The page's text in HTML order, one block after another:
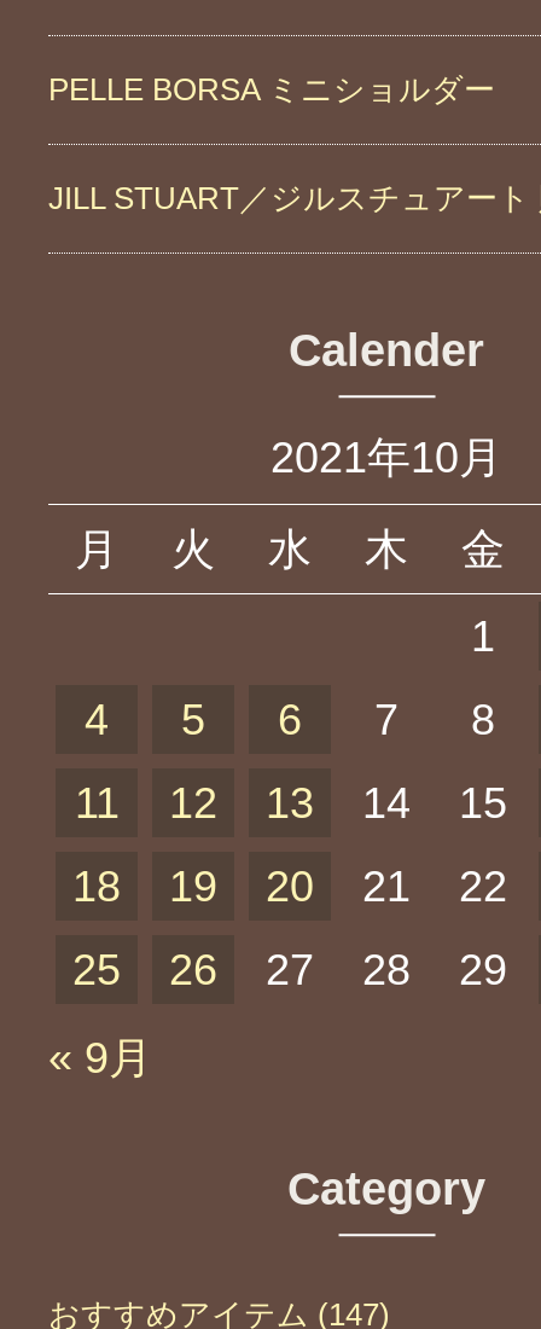
PELLE BORSA ミニショルダー
JILL STUART／ジルスチュアート
Calender
2021年10月
月
火 水 木 金
« 9月
1
4
5 6 7
8
11
12 13 14
15
18
19 20 21
22
25
26 27 28 29
Category
おすすめアイテム (147)